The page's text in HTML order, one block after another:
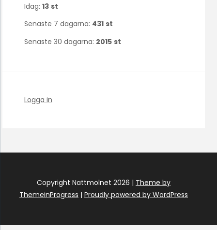
Idag: 13 st
Senaste 7 dagarna: 431 st
Senaste 30 dagarna: 2015 st
Logga in
Copyright Nattmolnet 2026 | Theme by
ThemeinProgress | Proudly powered by WordPress